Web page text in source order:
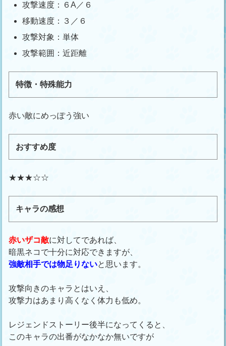
攻撃速度：６A／６
移動速度：３／６
攻撃対象：単体
攻撃範囲：近距離
特徴・特殊能力
赤い敵にめっぽう強い
おすすめ度
★★★☆☆
キャラの感想
赤いザコ敵に対してであれば、
暗黒ネコで十分に対応できますが、
強敵相手では物足りないと思います。
攻撃向きのキャラとはいえ、
攻撃力はあまり高くなく体力も低め。
レジェンドストーリー後半になってくると、
このキャラの出番がなかなか無いですが